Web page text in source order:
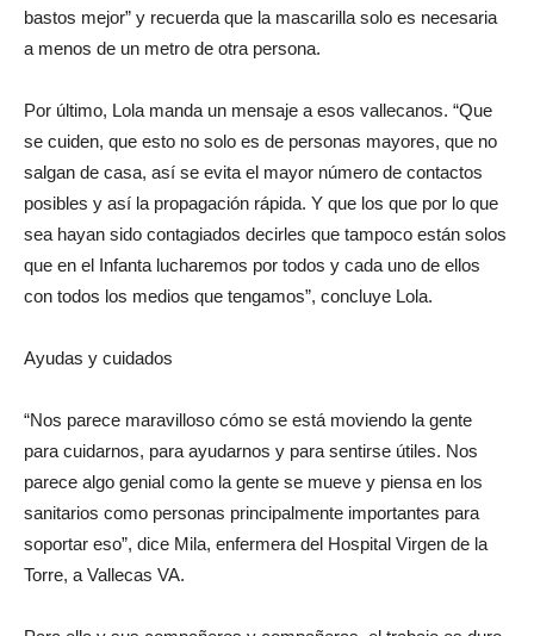
bastos mejor” y recuerda que la mascarilla solo es necesaria
a menos de un metro de otra persona.
Por último, Lola manda un mensaje a esos vallecanos. “Que
se cuiden, que esto no solo es de personas mayores, que no
salgan de casa, así se evita el mayor número de contactos
posibles y así la propagación rápida. Y que los que por lo que
sea hayan sido contagiados decirles que tampoco están solos
que en el Infanta lucharemos por todos y cada uno de ellos
con todos los medios que tengamos”, concluye Lola.
Ayudas y cuidados
“Nos parece maravilloso cómo se está moviendo la gente
para cuidarnos, para ayudarnos y para sentirse útiles. Nos
parece algo genial como la gente se mueve y piensa en los
sanitarios como personas principalmente importantes para
soportar eso”, dice Mila, enfermera del Hospital Virgen de la
Torre, a Vallecas VA.